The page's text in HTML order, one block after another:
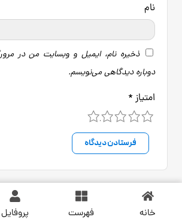
ذخیره نام، ایمیل و وبسایت من در
دوباره دیدگاهی می‌نویسم.
امتیاز *
4 3 2 1
خانه فهرست پروفایل